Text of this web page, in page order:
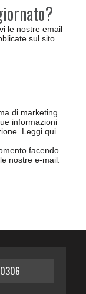
le nostre email
sul sito
di marketing.
informazioni
Leggi qui
facendo
nostre e-mail.